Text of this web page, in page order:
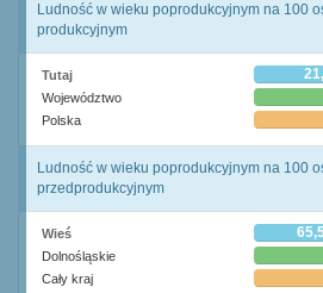
Ludność w wieku poprodukcyjnym na 100
produkcyjnym
Tutaj
Województwo
Polska
Ludność w wieku poprodukcyjnym na 100
przedprodukcyjnym
Wieś
Dolnośląskie
Cały kraj